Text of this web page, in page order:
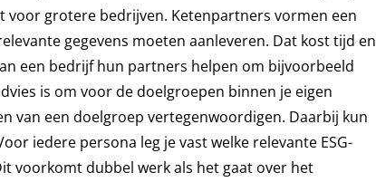
voor grotere bedrijven. Ketenpartners vormen een
gegevens moeten aanleveren. Dat kost tijd en
een bedrijf hun partners helpen om bijvoorbeeld
is om voor de doelgroepen binnen je eigen
van een doelgroep vertegenwoordigen. Daarbij kun
iedere persona leg je vast welke relevante ESG-
voorkomt dubbel werk als het gaat over het